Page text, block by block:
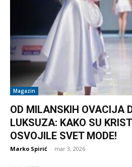
Magazin
OD MILANSKIH OVACIJA
LUKSUZA: KAKO SU
OSVOJILE SVET MODE!
Marko Spirić - mar 3, 2026